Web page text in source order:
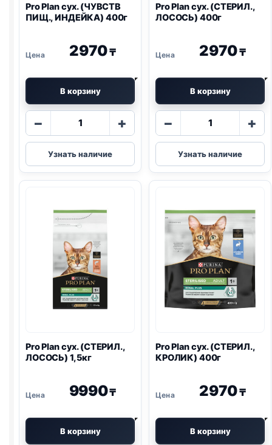
Pro Planсух. (ЧУВСТВ
ПИЩ., ИНДЕЙКА) 400г
2970₸
В корзину
−
Количество
Pro
Plan
сух.
ИНДЕЙКА)
+
Узнать наличие
Pro Planсух. (СТЕРИЛ.,
ЛОСОСЬ) 400г
2970₸
В корзину
−
Количество
Pro
Plan
сух.
400г
+
Узнать наличие
Pro Planсух. (СТЕРИЛ.,
ЛОСОСЬ) 1,5кг
9990₸
В корзину
Pro Planсух. (СТЕРИЛ.,
КРОЛИК) 400г
2970₸
В корзину